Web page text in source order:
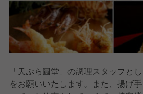
「天ぷら圓堂」の調理スタッフと
をお願いいたします。また、揚げ